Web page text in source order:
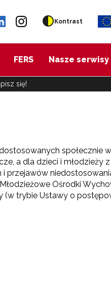
Kontrast
FERS Nasze serwisy
się!
społecznie
a dla dzieci i młodzieży
przejawów
Ośrodki
(w trybie Ustawy o